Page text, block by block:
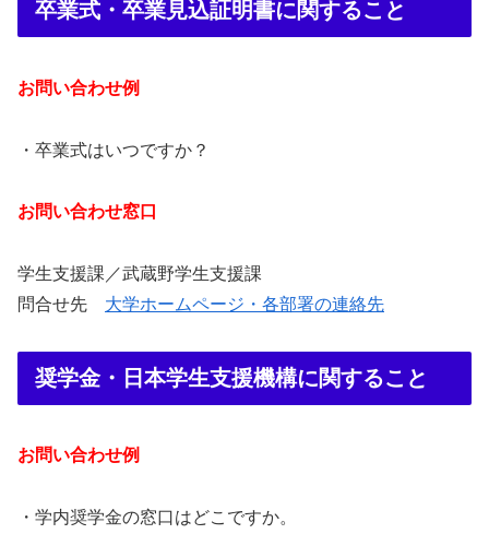
卒業式・卒業見込証明書に関すること
お問い合わせ例
・卒業式はいつですか？
お問い合わせ窓口
学生支援課／武蔵野学生支援課
問合せ先 大学ホームページ・各部署の連絡先
奨学金・日本学生支援機構に関すること
お問い合わせ例
・学内奨学金の窓口はどこですか。